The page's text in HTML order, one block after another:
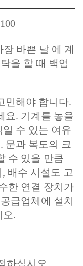
바쁜 날 에 계
을 할 때 백업
민해야 합니다.
요. 기계를 놓을
수 있는 여유
문과 복도의 크
수 있을 만큼
배수 시설도 고
한 연결 장치가
급업체에 설치
오.
하십시오